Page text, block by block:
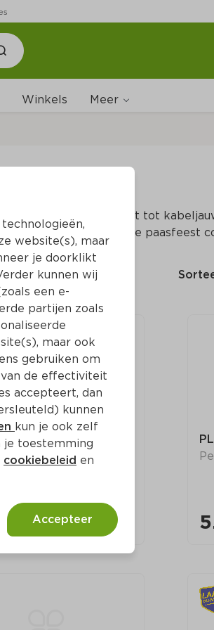
Winkels Meer
Van gekookte kreeft tot
assortiment en maak je paasfeest
zonder huid
g
0
website(s), maar
je doorklikt
kunnen wij
een e-
partijen zoals
maar ook
gebruiken om
de effectiviteit
accepteert, dan
kunnen
kun je ook zelf
je toestemming
cookiebeleid en
Accepteer